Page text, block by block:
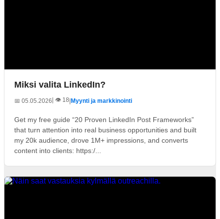
Miksi valita LinkedIn?
📅 05.05.2026 | 👁️ 18|Myynti ja markkinointi
Get my free guide “20 Proven LinkedIn Post Frameworks”
that turn attention into real business opportunities and built
my 20k audience, drove 1M+ impressions, and converts
content into clients: https:/...